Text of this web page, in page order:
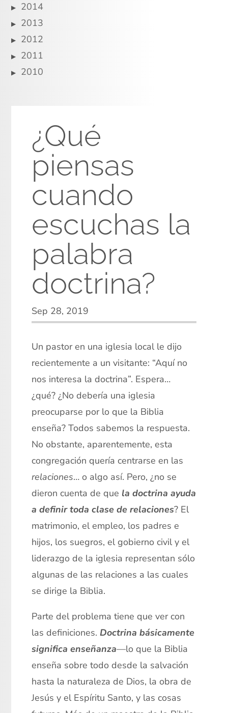
2014
2013
2012
2011
2010
¿Qué
piensas
cuando
escuchas la
palabra
doctrina?
Sep 28, 2019
Un pastor en una iglesia local le dijo
recientemente a un visitante: “Aquí no
nos interesa la doctrina”. Espera…
¿qué? ¿No debería una iglesia
preocuparse por lo que la Biblia
enseña? Todos sabemos la respuesta.
No obstante, aparentemente, esta
congregación quería centrarse en las
relaciones… o algo así. Pero, ¿no se
dieron cuenta de que la doctrina ayuda
a definir toda clase de relaciones? El
matrimonio, el empleo, los padres e
hijos, los suegros, el gobierno civil y el
liderazgo de la iglesia representan sólo
algunas de las relaciones a las cuales
se dirige la Biblia.
Parte del problema tiene que ver con
las definiciones.Doctrina básicamente
significaenseñanza—lo que la Biblia
enseña sobre todo desde la salvación
hasta la naturaleza de Dios, la obra de
Jesús y el Espíritu Santo, y las cosas